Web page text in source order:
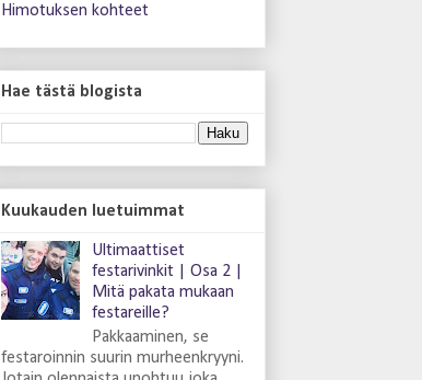
Himotuksen kohteet
Hae tästä blogista
Kuukauden luetuimmat
Ultimaattiset
festarivinkit | Osa 2 |
Mitä pakata mukaan
festareille?
Pakkaaminen, se
festaroinnin suurin murheenkryyni.